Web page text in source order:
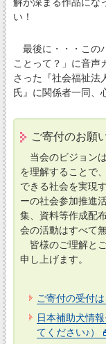
い！
最後に・・・この
ことって？」に音声
さった『社会福祉法
氏』に関係者一同、
ご寄付のお願
当会のビジョン
を理解することで
できる社会を実現
ーの社会参加推進
集、資料等作成配
会の活動はすべて
皆様のご理解と
申し上げます。
ご寄付の受付
日本補助犬情
てください♪）